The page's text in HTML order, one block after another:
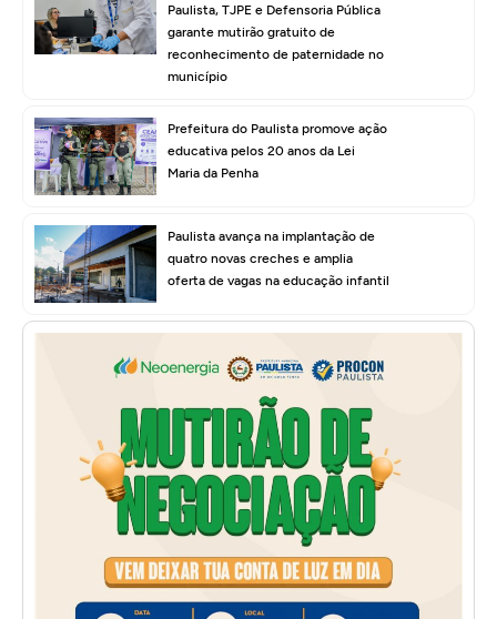
Paulista, TJPE e Defensoria Pública
garante mutirão gratuito de
reconhecimento de paternidade no
município
Prefeitura do Paulista promove ação
educativa pelos 20 anos da Lei
Maria da Penha
Paulista avança na implantação de
quatro novas creches e amplia
oferta de vagas na educação infantil